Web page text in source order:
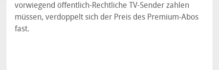
vorwiegend öffentlich-Rechtliche TV-Sender zahlen
müssen, verdoppelt sich der Preis des Premium-Abos
fast.